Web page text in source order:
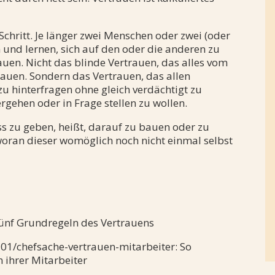
Je länger zwei Menschen oder zwei (oder
lernen, sich auf den oder die anderen zu
Nicht das blinde Vertrauen, das alles vom
Sondern das Vertrauen, das allen
hinterfragen ohne gleich verdächtigt zu
oder in Frage stellen zu wollen.
zu geben, heißt, darauf zu bauen oder zu
dieser womöglich noch nicht einmal selbst
Grundregeln des Vertrauens
chefsache-vertrauen-mitarbeiter: So
ihrer Mitarbeiter